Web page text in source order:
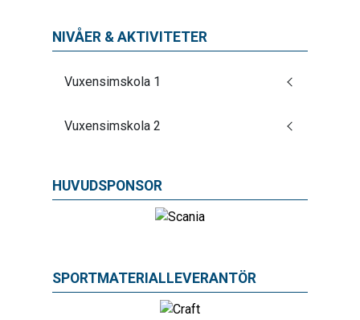
NIVÅER & AKTIVITETER
Vuxensimskola 1
Vuxensimskola 2
HUVUDSPONSOR
SPORTMATERIALLEVERANTÖR